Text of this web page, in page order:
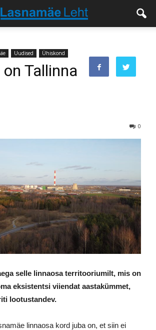
Uudised Ühiskond
Tallinna
0
selle linnaosa territooriumilt, mis on
eksistentsi viiendat aastakümmet,
lootustandev.
linnaosa kord juba on, et siin ei